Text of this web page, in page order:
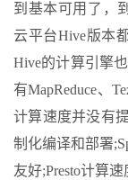
到基本可用了，
云平台Hive版本
Hive的计算引擎
有MapReduce、
计算速度并没有
制化编译和部署
友好;Presto计算